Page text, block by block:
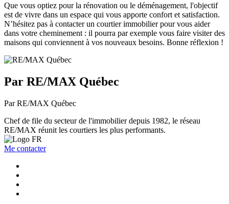
Que vous optiez pour la rénovation ou le déménagement, l'objectif
est de vivre dans un espace qui vous apporte confort et satisfaction.
N’hésitez pas à contacter un courtier immobilier pour vous aider
dans votre cheminement : il pourra par exemple vous faire visiter des
maisons qui conviennent à vos nouveaux besoins. Bonne réflexion !
Par RE/MAX Québec
Par RE/MAX Québec
Chef de file du secteur de l'immobilier depuis 1982, le réseau
RE/MAX réunit les courtiers les plus performants.
Me contacter